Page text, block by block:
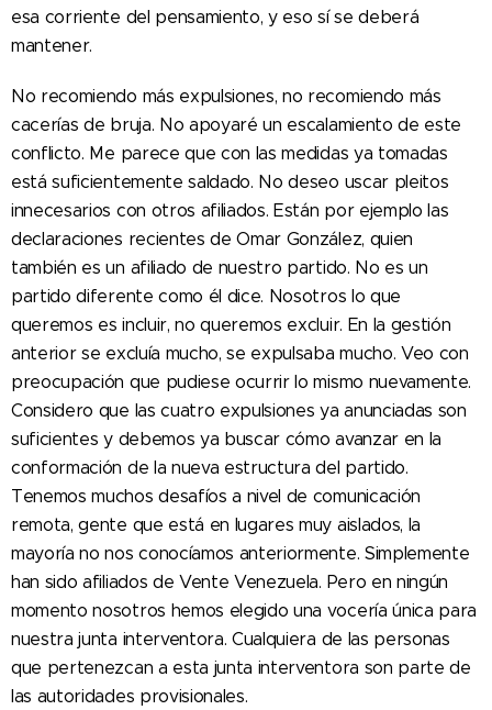
esa corriente del pensamiento, y eso sí se deberá
mantener.
No recomiendo más expulsiones, no recomiendo más
cacerías de bruja. No apoyaré un escalamiento de este
conflicto. Me parece que con las medidas ya tomadas
está suficientemente saldado. No deseo uscar pleitos
innecesarios con otros afiliados. Están por ejemplo las
declaraciones recientes de Omar González, quien
también es un afiliado de nuestro partido. No es un
partido diferente como él dice. Nosotros lo que
queremos es incluir, no queremos excluir. En la gestión
anterior se excluía mucho, se expulsaba mucho. Veo con
preocupación que pudiese ocurrir lo mismo nuevamente.
Considero que las cuatro expulsiones ya anunciadas son
suficientes y debemos ya buscar cómo avanzar en la
conformación de la nueva estructura del partido.
Tenemos muchos desafíos a nivel de comunicación
remota, gente que está en lugares muy aislados, la
mayoría no nos conocíamos anteriormente. Simplemente
han sido afiliados de Vente Venezuela. Pero en ningún
momento nosotros hemos elegido una vocería única para
nuestra junta interventora. Cualquiera de las personas
que pertenezcan a esta junta interventora son parte de
las autoridades provisionales.